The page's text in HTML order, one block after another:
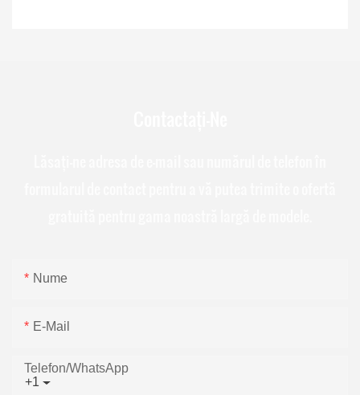
Nume
E-Mail
+1
Telefon/WhatsApp